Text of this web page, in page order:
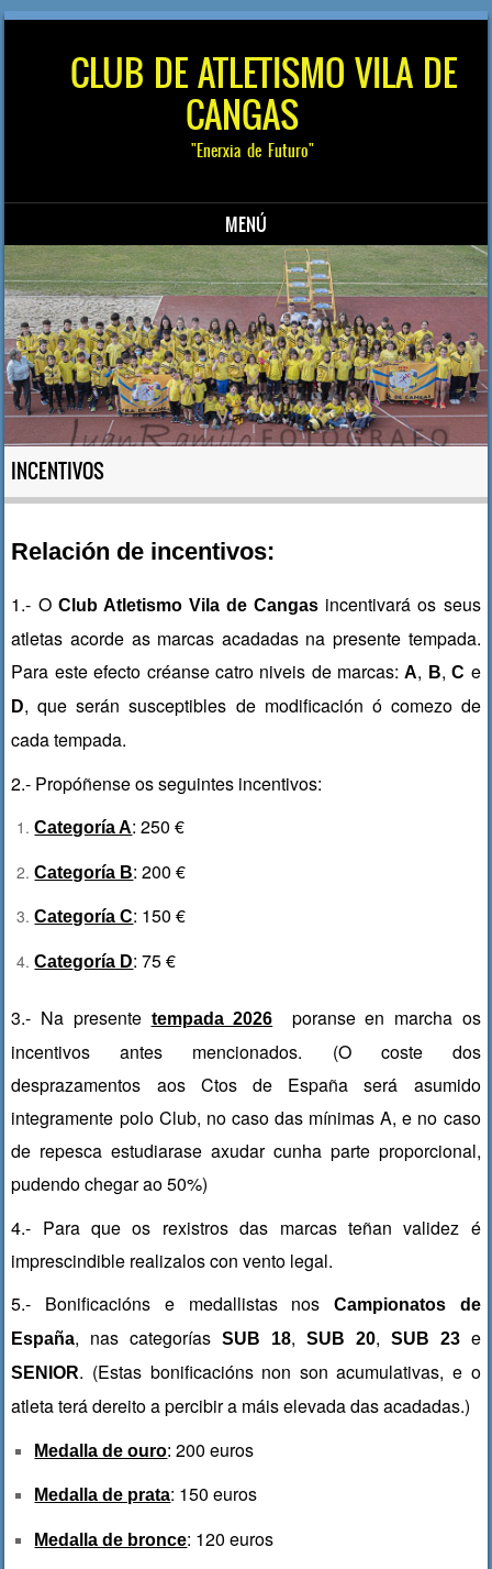
CLUB DE ATLETISMO VILA DE
CANGAS
"Enerxia de Futuro"
MENÚ
Saltar al contenido
INCENTIVOS
Relación de incentivos:
1.- O Club Atletismo Vila de Cangas incentivará os seus
atletas acorde as marcas acadadas na presente tempada.
Para este efecto créanse catro niveis de marcas:A, B,C e
D, que serán susceptibles de modificación ó comezo de
cada tempada.
2.- Propóñense os seguintes incentivos:
Categoría A: 250 €
Categoría B: 200 €
Categoría C: 150 €
Categoría D: 75 €
3.- Na presente tempada 2026
poranse en marcha os
incentivos antes mencionados. (O coste dos
desprazamentos aos Ctos de España será asumido
integramente polo Club, no caso das mínimas A, e no caso
de repesca estudiarase axudar cunha parte proporcional,
pudendo chegar ao 50%)
4.- Para que os rexistros das marcas teñan validez é
imprescindible realizalos con vento legal.
5.- Bonificacións e medallistas nos
Campionatos de
España, nas categoríasSUB 18, SUB 20, SUB 23e
SENIOR. (Estas bonificacións non son acumulativas, e o
atleta terá dereito a percibir a máis elevada das acadadas.)
Medalla de ouro: 200 euros
Medalla de prata: 150 euros
Medalla de bronce: 120 euros